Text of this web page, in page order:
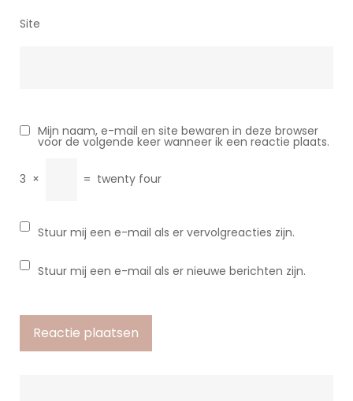
Site
Mijn naam, e-mail en site bewaren in deze browser
voor de volgende keer wanneer ik een reactie plaats.
3 × = twenty four
Stuur mij een e-mail als er vervolgreacties zijn.
Stuur mij een e-mail als er nieuwe berichten zijn.